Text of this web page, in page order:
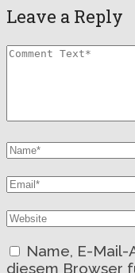
Leave a Reply
Name, E-Mail-
diesem Browser